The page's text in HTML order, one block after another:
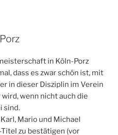
in Köln-Porz
dass es zwar schön ist, mit
in dieser Disziplin im Verein
wenn nicht auch die
sind.
Mario und Michael
Titel zu bestätigen (vor